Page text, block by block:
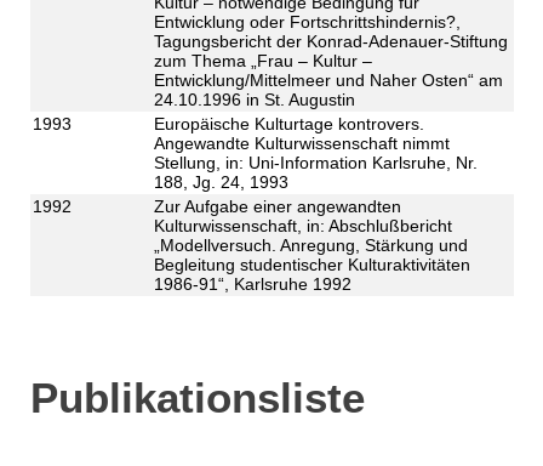
Entwicklung oder Fortschrittshindernis?,
Tagungsbericht der Konrad-Adenauer-Stiftung
zum Thema „Frau – Kultur –
Entwicklung/Mittelmeer und Naher Osten“ am
24.10.1996 in St. Augustin
1993
Europäische Kulturtage kontrovers.
Angewandte Kulturwissenschaft nimmt
Stellung, in: Uni-Information Karlsruhe, Nr.
188, Jg. 24, 1993
1992
Zur Aufgabe einer angewandten
Kulturwissenschaft, in: Abschlußbericht
„Modellversuch. Anregung, Stärkung und
Begleitung studentischer Kulturaktivitäten
1986-91“, Karlsruhe 1992
Publikationsliste